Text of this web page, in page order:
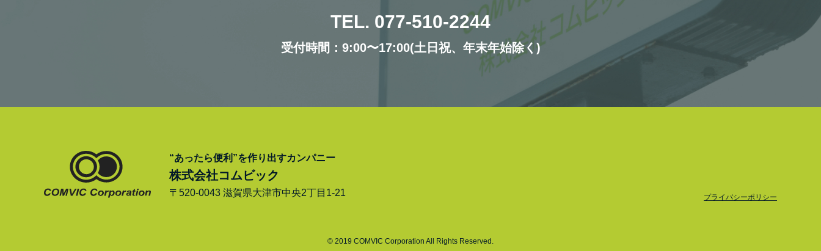
TEL. 077-510-2244
受付時間：9:00〜17:00(土日祝、年末年始除く)
“あったら便利”を作り出すカンパニー
株式会社コムビック
〒520-0043 滋賀県大津市中央2丁目1-21 プライバシーポリシー
© 2019 COMVIC Corporation All Rights Reserved.